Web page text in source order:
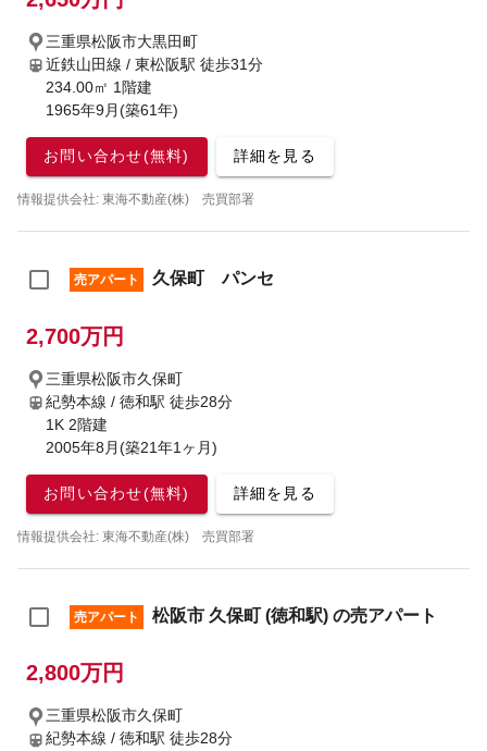
三重県松阪市大黒田町
近鉄山田線 / 東松阪駅 徒歩31分
234.00㎡ 1階建
1965年9月(築61年)
お問い合わせ(無料) 詳細を見る
情報提供会社: 東海不動産(株) 売買部署
売アパート 久保町 パンセ
2,700万円
三重県松阪市久保町
紀勢本線 / 徳和駅 徒歩28分
1K 2階建
2005年8月(築21年1ヶ月)
お問い合わせ(無料) 詳細を見る
情報提供会社: 東海不動産(株) 売買部署
売アパート 松阪市 久保町 (徳和駅) の売アパート
2,800万円
三重県松阪市久保町
紀勢本線 / 徳和駅 徒歩28分